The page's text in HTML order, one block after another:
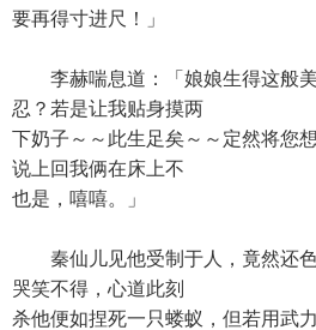
要再得寸进尺！」
李赫喘息道：「娘娘生得这般美
忍？若是让我贴身摸两
下奶子～～此生足矣～～定然将您
说上回我俩在床上不
也是，嘻嘻。」
秦仙儿见他受制于人，竟然还色
哭笑不得，心道此刻
杀他便如捏死一只蝼蚁，但若用武